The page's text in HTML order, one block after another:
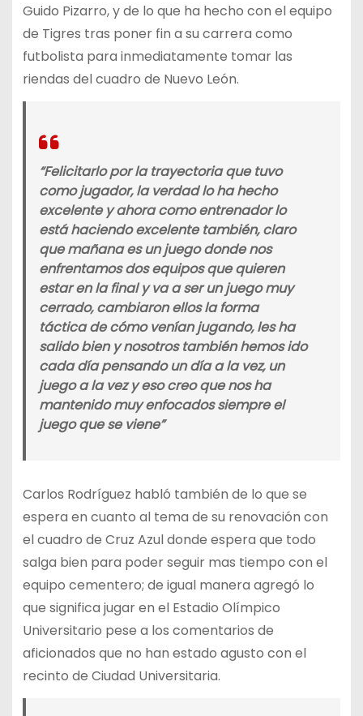
Guido Pizarro, y de lo que ha hecho con el equipo
de Tigres tras poner fin a su carrera como
futbolista para inmediatamente tomar las
riendas del cuadro de Nuevo León.
“Felicitarlo por la trayectoria que tuvo
como jugador, la verdad lo ha hecho
excelente y ahora como entrenador lo
está haciendo excelente también, claro
que mañana es un juego donde nos
enfrentamos dos equipos que quieren
estar en la final y va a ser un juego muy
cerrado, cambiaron ellos la forma
táctica de cómo venían jugando, les ha
salido bien y nosotros también hemos ido
cada día pensando un día a la vez, un
juego a la vez y eso creo que nos ha
mantenido muy enfocados siempre el
juego que se viene”
Carlos Rodríguez habló también de lo que se
espera en cuanto al tema de su renovación con
el cuadro de Cruz Azul donde espera que todo
salga bien para poder seguir mas tiempo con el
equipo cementero; de igual manera agregó lo
que significa jugar en el Estadio Olímpico
Universitario pese a los comentarios de
aficionados que no han estado agusto con el
recinto de Ciudad Universitaria.